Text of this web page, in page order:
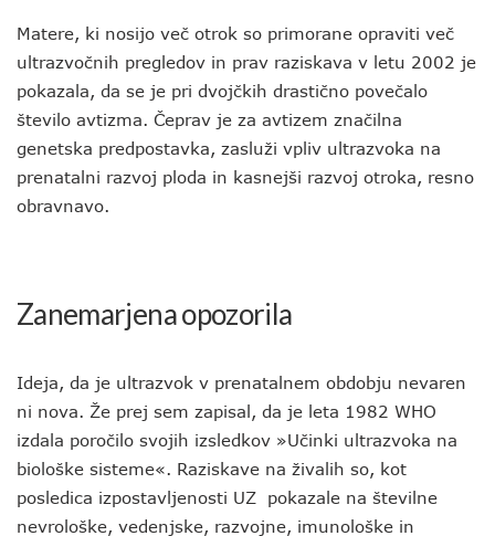
Matere, ki nosijo več otrok so primorane opraviti več
ultrazvočnih pregledov in prav raziskava v letu 2002 je
pokazala, da se je pri dvojčkih drastično povečalo
število avtizma. Čeprav je za avtizem značilna
genetska predpostavka, zasluži vpliv ultrazvoka na
prenatalni razvoj ploda in kasnejši razvoj otroka, resno
obravnavo.
Zanemarjena opozorila
Ideja, da je ultrazvok v prenatalnem obdobju nevaren
ni nova. Že prej sem zapisal, da je leta 1982 WHO
izdala poročilo svojih izsledkov »Učinki ultrazvoka na
biološke sisteme«. Raziskave na živalih so, kot
posledica izpostavljenosti UZ pokazale na številne
nevrološke, vedenjske, razvojne, imunološke in